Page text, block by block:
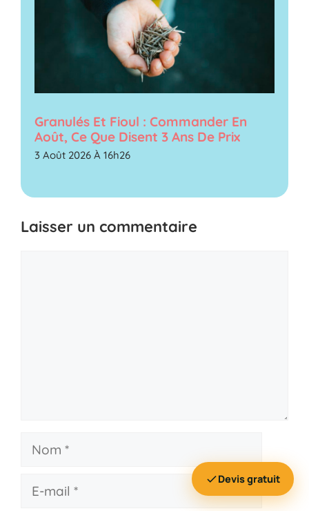
Granulés Et Fioul : Commander En
Août, Ce Que Disent 3 Ans De Prix
3 Août 2026 À 16h26
Laisser un commentaire
Nom
Devis gratuit